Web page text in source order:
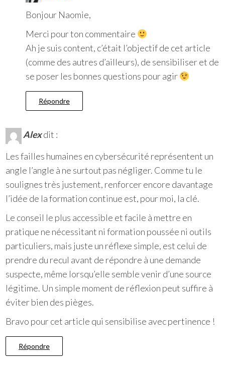
Bonjour Naomie,
Merci pour ton commentaire
Ah je suis content, c’était l’objectif de cet article
(comme des autres d’ailleurs), de sensibiliser et de
se poser les bonnes questions pour agir
Répondre
Alexdit :
Les failles humaines en cybersécurité représentent un
angle l’angle à ne surtout pas négliger. Comme tu le
soulignes très justement, renforcer encore davantage
l’idée de la formation continue est, pour moi, la clé.
Le conseil le plus accessible et facile à mettre en
pratique ne nécessitant ni formation poussée ni outils
particuliers, mais juste un réflexe simple, est celui de
prendre du recul avant de répondre à une demande
suspecte, même lorsqu’elle semble venir d’une source
légitime. Un simple moment de réflexion peut suffire à
éviter bien des pièges.
Bravo pour cet article qui sensibilise avec pertinence !
Répondre